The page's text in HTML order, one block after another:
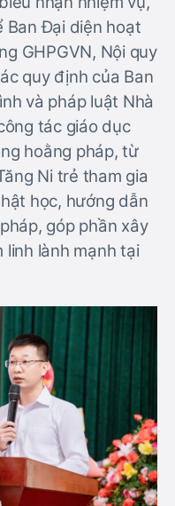
Ban Đại diện hoạt
GHPGVN, Nội quy
quy định của Ban
và pháp luật Nhà
tác giáo dục
hoằng pháp, từ
Ni trẻ tham gia
học, hướng dẫn
góp phần xây
linh lành mạnh tại